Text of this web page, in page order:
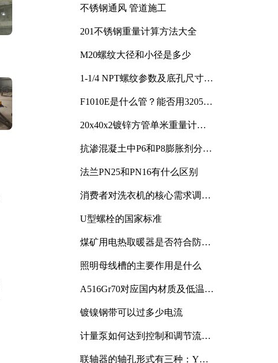
不锈钢通风 管道施工
201不锈钢重量计算方法大全
M20螺纹大径和小径是多少
1-1/4 NPT螺纹参数及底孔尺寸详
F1010E是什么管？能否用3205或
20x40x2镀锌方管单米重量计算
抗渗混凝土中P6和P8膨胀剂分别
法兰PN25和PN16有什么区别
消费者对洗衣机的核心需求调研
U型螺栓的国家标准
煤矿用电热取暖器是否符合防爆
照明母线槽的主要作用是什么
A516Gr70对应国内材质及低温冲
镀镍钢带可以过多少电流
计量泵如何达到控制和调节流量
联轴器的轴孔形式有三种：Y